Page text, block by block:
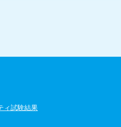
ィ試験結果